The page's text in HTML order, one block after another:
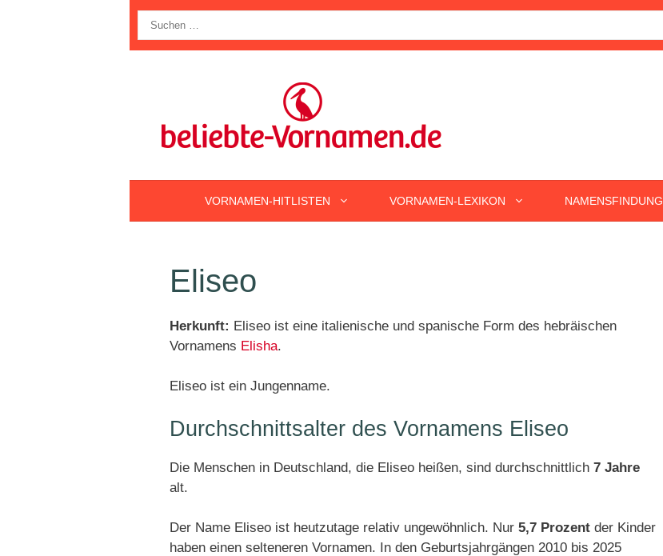
nach:
VORNAMEN-HITLISTEN VORNAMEN-LEXIKON NAMENSFINDUNG
Eliseo
Herkunft: Eliseo ist eine italienische und spanische Form des hebräischen
Vornamens Elisha.
Eliseo ist ein Jungenname.
Durchschnittsalter des Vornamens Eliseo
Die Menschen in Deutschland, die Eliseo heißen, sind durchschnittlich 7 Jahre
alt.
Der Name Eliseo ist heutzutage relativ ungewöhnlich. Nur 5,7 Prozent der Kinder
haben einen selteneren Vornamen. In den Geburtsjahrgängen 2010 bis 2025